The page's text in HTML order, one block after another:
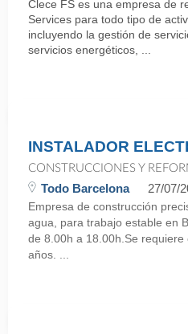
Clece FS es una empresa de
Services para todo tipo de
incluyendo la gestión de
servicios energéticos, ...
INSTALADOR
CONSTRUCCIONES Y
Todo Barcelona 27/07/
Empresa de construcción
agua, para trabajo estable en
de 8.00h a 18.00h.Se
años. ...